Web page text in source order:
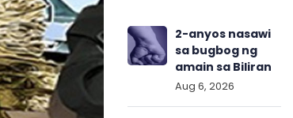
2-anyos nasawi
sa bugbog ng
amain sa Biliran
Aug 6, 2026